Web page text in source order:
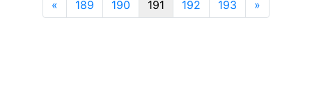
« Previous
189 190 191 192 193 »